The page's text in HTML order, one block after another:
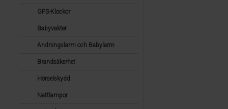
GPS-Klockor
Babyvakter
Andningslarm och Babylarm
Brandsäkerhet
Hörselskydd
Nattlampor